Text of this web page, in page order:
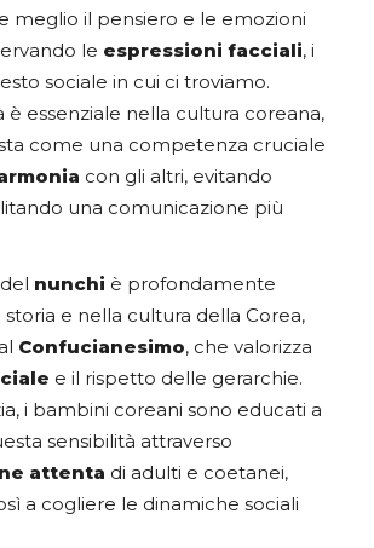
meglio il pensiero e le emozioni
le espressioni facciali, i
sociale in cui ci troviamo.
è essenziale nella cultura coreana,
come una competenza cruciale
con gli altri, evitando
una comunicazione più
nunchi è profondamente
storia e nella cultura della Corea,
Confucianesimo, che valorizza
e il rispetto delle gerarchie.
i bambini coreani sono educati a
sensibilità attraverso
attenta di adulti e coetanei,
a cogliere le dinamiche sociali